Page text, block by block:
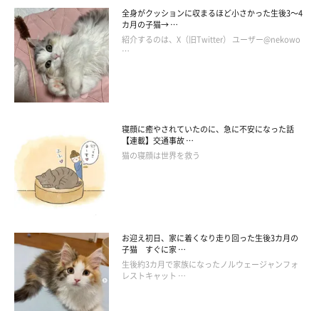
文／二宮ねこむ
全身がクッションに収まるほど小さかった生後3～4
カ月の子猫→ …
紹介するのは、X（旧Twitter） ユーザー@nekowo
…
寝顔に癒やされていたのに、急に不安になった話
【連載】交通事故 …
猫の寝顔は世界を救う
お迎え初日、家に着くなり走り回った生後3カ月の
子猫 すぐに家 …
生後約3カ月で家族になったノルウェージャンフォ
レストキャット …